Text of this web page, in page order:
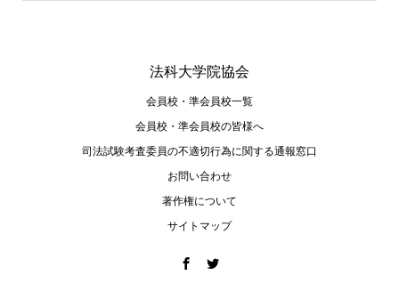
法科大学院協会
会員校・準会員校一覧
会員校・準会員校の皆様へ
司法試験考査委員の不適切⾏為に関する通報窓⼝
お問い合わせ
著作権について
サイトマップ